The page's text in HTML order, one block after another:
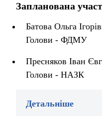
Запланована
Батова Ольга
Голови - ФДМУ
Пресняков Іван
Голови - НАЗК
Детальніше